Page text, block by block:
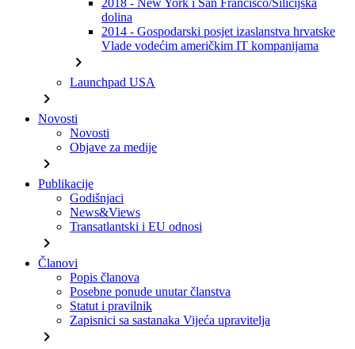
2018 - New York i San Francisco/Silicijska
dolina
2014 - Gospodarski posjet izaslanstva hrvatske
Vlade vodećim američkim IT kompanijama
chevron_right
Launchpad USA
chevron_right
Novosti
Novosti
Objave za medije
chevron_right
Publikacije
Godišnjaci
News&Views
Transatlantski i EU odnosi
chevron_right
Članovi
Popis članova
Posebne ponude unutar članstva
Statut i pravilnik
Zapisnici sa sastanaka Vijeća upravitelja
chevron_right